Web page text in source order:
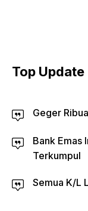
Top Update
Geger
Bank Emas
Terkumpul
Semua K/L